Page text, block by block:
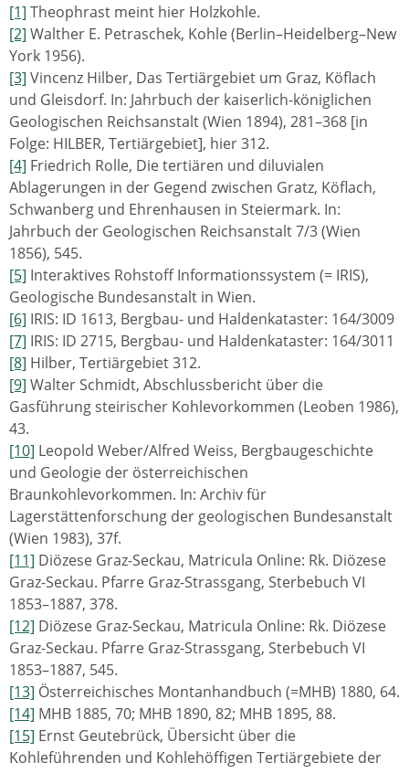
[1] Theophrast meint hier Holzkohle.
[2] Walther E. Petraschek, Kohle (Berlin–Heidelberg–New
York 1956).
[3] Vincenz Hilber, Das Tertiärgebiet um Graz, Köflach
und Gleisdorf. In: Jahrbuch der kaiserlich-königlichen
Geologischen Reichsanstalt (Wien 1894), 281–368 [in
Folge: HILBER, Tertiärgebiet], hier 312.
[4] Friedrich Rolle, Die tertiären und diluvialen
Ablagerungen in der Gegend zwischen Gratz, Köflach,
Schwanberg und Ehrenhausen in Steiermark. In:
Jahrbuch der Geologischen Reichsanstalt 7/3 (Wien
1856), 545.
[5] Interaktives Rohstoff Informationssystem (= IRIS),
Geologische Bundesanstalt in Wien.
[6] IRIS: ID 1613, Bergbau- und Haldenkataster: 164/3009
[7] IRIS: ID 2715, Bergbau- und Haldenkataster: 164/3011
[8] Hilber, Tertiärgebiet 312.
[9] Walter Schmidt, Abschlussbericht über die
Gasführung steirischer Kohlevorkommen (Leoben 1986),
43.
[10] Leopold Weber/Alfred Weiss, Bergbaugeschichte
und Geologie der österreichischen
Braunkohlevorkommen. In: Archiv für
Lagerstättenforschung der geologischen Bundesanstalt
(Wien 1983), 37f.
[11] Diözese Graz-Seckau, Matricula Online: Rk. Diözese
Graz-Seckau. Pfarre Graz-Strassgang, Sterbebuch VI
1853–1887, 378.
[12] Diözese Graz-Seckau, Matricula Online: Rk. Diözese
Graz-Seckau. Pfarre Graz-Strassgang, Sterbebuch VI
1853–1887, 545.
[13] Österreichisches Montanhandbuch (=MHB) 1880, 64.
[14] MHB 1885, 70; MHB 1890, 82; MHB 1895, 88.
[15] Ernst Geutebrück, Übersicht über die
Kohleführenden und Kohlehöffigen Tertiärgebiete der